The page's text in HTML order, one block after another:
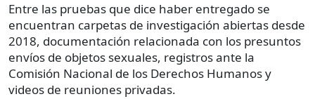
Entre las pruebas que dice haber entregado se
encuentran carpetas de investigación abiertas desde
2018, documentación relacionada con los presuntos
envíos de objetos sexuales, registros ante la
Comisión Nacional de los Derechos Humanos y
videos de reuniones privadas.